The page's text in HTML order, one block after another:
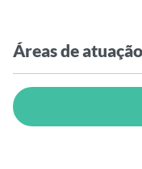
Áreas de atuação